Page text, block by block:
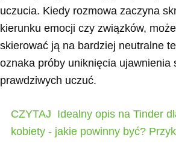
uczucia. Kiedy rozmowa zaczyna
kierunku emocji czy związków,
skierować ją na bardziej neutralne
oznaka próby uniknięcia ujawnienia
prawdziwych uczuć.
CZYTAJ Idealny opis na Tinder
kobiety - jakie powinny być?